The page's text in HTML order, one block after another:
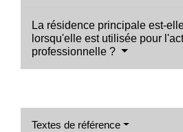
La résidence principale est-
lorsqu'elle est utilisée pour
professionnelle ?
Textes de référence